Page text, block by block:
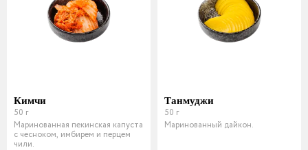
Кимчи
50 г
Маринованная пекинская капуста
с чесноком, имбирем и перцем
чили.
Танмуджи
50 г
Маринованный дайкон.